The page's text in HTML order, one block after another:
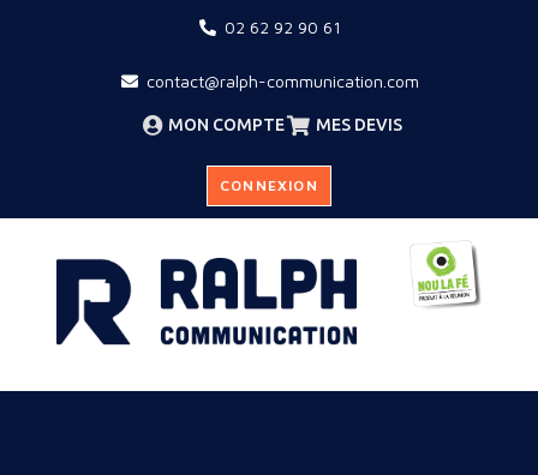
02 62 92 90 61
contact@ralph-communication.com
MON COMPTE MES DEVIS
CONNEXION